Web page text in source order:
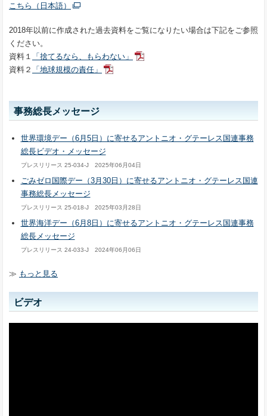
こちら（日本語）
2018年以前に作成された過去資料をご覧になりたい場合は下記をご参照
ください。
資料１
「捨てるなら、もらわない」
資料２
「地球規模の責任」
事務総長メッセージ
世界環境デー（6月5日）に寄せるアントニオ・グテーレス国連事務
総長ビデオ・メッセージ
プレスリリース 25-034-J 2025年06月04日
ごみゼロ国際デー（3月30日）に寄せるアントニオ・グテーレス国連
事務総長メッセージ
プレスリリース 25-018-J 2025年03月28日
世界海洋デー（6月8日）に寄せるアントニオ・グテーレス国連事務
総長メッセージ
プレスリリース 24-033-J 2024年06月06日
≫ もっと見る
ビデオ